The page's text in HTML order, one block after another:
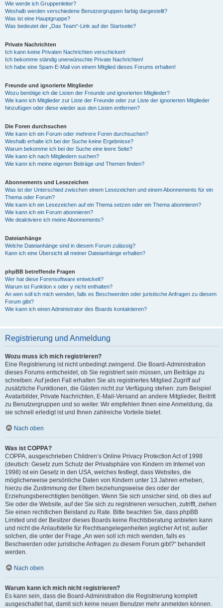
Wie werde ich Gruppenleiter?
Weshalb werden verschiedene Benutzergruppen farbig dargestellt?
Was ist eine Hauptgruppe?
Was bedeutet der „Das Team“-Link auf der Startseite?
Private Nachrichten
Ich kann keine Privaten Nachrichten verschicken!
Ich bekomme ständig unerwünschte Private Nachrichten!
Ich habe eine Spam-E-Mail von einem Mitglied dieses Forums erhalten!
Freunde und ignorierte Mitglieder
Wozu benötige ich die Listen der Freunde und ignorierten Mitglieder?
Wie kann ich Mitglieder zur Liste der Freunde oder zur Liste der ignorierten Mitglieder
hinzufügen oder diese wieder aus den Listen entfernen?
Die Foren durchsuchen
Wie kann ich ein Forum oder mehrere Foren durchsuchen?
Weshalb erhalte ich bei der Suche keine Ergebnisse?
Warum bekomme ich bei der Suche eine leere Seite?
Wie kann ich nach Mitgliedern suchen?
Wie kann ich meine eigenen Beiträge und Themen finden?
Abonnements und Lesezeichen
Was ist der Unterschied zwischen einem Lesezeichen und einem Abonnements für ein
Thema oder Forum?
Wie kann ich ein Lesezeichen auf ein Thema setzen oder ein Thema abonnieren?
Wie kann ich ein Forum abonnieren?
Wie deaktiviere ich meine Abonnements?
Dateianhänge
Welche Dateianhänge sind in diesem Forum zulässig?
Kann ich eine Übersicht all meiner Dateianhänge erhalten?
phpBB betreffende Fragen
Wer hat diese Forensoftware entwickelt?
Warum ist Funktion x oder y nicht enthalten?
An wen soll ich mich wenden, falls es Beschwerden oder juristische Anfragen zu diesem
Forum gibt?
Wie kann ich einen Administrator des Boards kontaktieren?
Registrierung und Anmeldung
Wozu muss ich mich registrieren?
Eine Registrierung ist nicht unbedingt zwingend. Die Board-Administration
dieses Forums entscheidet, ob Sie registriert sein müssen, um Beiträge zu
schreiben. Auf jeden Fall erhalten Sie als registriertes Mitglied Zugriff auf
zusätzliche Funktionen, die Gästen nicht zur Verfügung stehen: zum Beispiel
Avatarbilder, Private Nachrichten, E-Mail-Versand an andere Mitglieder, Beitritt
zu Benutzergruppen und so weiter. Wir empfehlen Ihnen eine Anmeldung, da
sie schnell erledigt ist und Ihnen zahlreiche Vorteile bietet.
Nach oben
Was ist COPPA?
COPPA, ausgeschrieben Children’s Online Privacy Protection Act of 1998
(deutsch: Gesetz zum Schutz der Privatsphäre von Kindern im Internet von
1998) ist ein Gesetz in den USA, welches festlegt, dass Websites, die
möglicherweise persönliche Daten von Kindern unter 13 Jahren erheben,
hierzu die Zustimmung der Eltern beziehungsweise des oder der
Erziehungsberechtigten benötigen. Wenn Sie sich unsicher sind, ob dies auf
Sie oder die Website, auf der Sie sich zu registrieren versuchen, zutrifft, ziehen
Sie einen rechtlichen Beistand zu Rate. Bitte beachten Sie, dass phpBB
Limited und der Besitzer dieses Boards keine Rechtsberatung anbieten kann
und nicht die Anlaufstelle für Rechtsangelegenheiten jeglicher Art ist; außer
solchen, die unter der Frage „An wen soll ich mich wenden, falls es
Beschwerden oder juristische Anfragen zu diesem Forum gibt?“ behandelt
werden.
Nach oben
Warum kann ich mich nicht registrieren?
Es kann sein, dass die Board-Administration die Registrierung komplett
ausgeschaltet hat, damit sich keine neuen Benutzer mehr anmelden können.